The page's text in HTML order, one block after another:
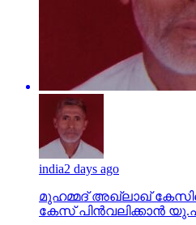
india2 days ago
മുഹമ്മദ് അഖ്‌ലാഖ്
കേസ് പിന്‍വലിക്കാന്‍